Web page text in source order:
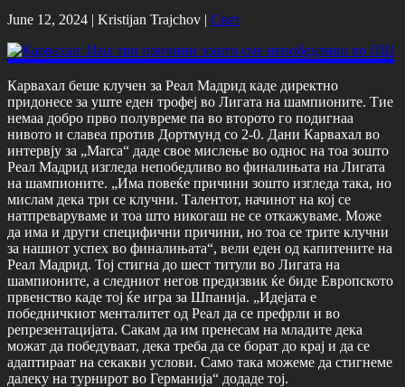
June 12, 2024 | Kristijan Trajchov | Свет
Карвахал беше клучен за Реал Мадрид каде директно
придонесе за уште еден трофеј во Лигата на шампионите. Тие
немаа добро прво полувреме па во второто го подигнаа
нивото и славеа против Дортмунд со 2-0. Дани Карвахал во
интервју за „Marca“ даде свое мислење во однос на тоа зошто
Реал Мадрид изгледа непобедливо во финалињата на Лигата
на шампионите. „Има повеќе причини зошто изгледа така, но
мислам дека три се клучни. Талентот, начинот на кој се
натпреваруваме и тоа што никогаш не се откажуваме. Може
да има и други специфични причини, но тоа се трите клучни
за нашиот успех во финалињата“, вели еден од капитените на
Реал Мадрид. Тој стигна до шест титули во Лигата на
шампионите, а следниот негов предизвик ќе биде Европското
првенство каде тој ќе игра за Шпанија. „Идејата е
победничкиот менталитет од Реал да се префрли и во
репрезентацијата. Сакам да им пренесам на младите дека
можат да победуваат, дека треба да се борат до крај и да се
адаптираат на секакви услови. Само така можеме да стигнеме
далеку на турнирот во Германија“ додаде тој.